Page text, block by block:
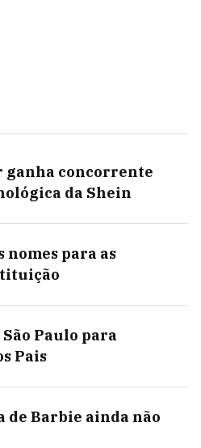
ganha concorrente
da Shein
nomes para as
Paulo para
Pais
de Barbie ainda não